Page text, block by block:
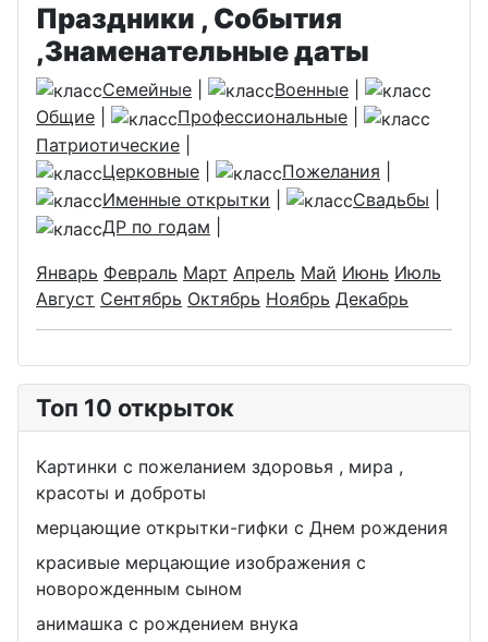
Праздники , События
,Знаменательные даты
Семейные Военные
Общие
Профессиональные
Патриотические
Церковные
Пожелания
Именные открытки
Свадьбы
ДР по годам
Январь Февраль Март Апрель Май Июнь Июль
Август Сентябрь Октябрь Ноябрь Декабрь
Топ 10 открыток
Картинки с пожеланием здоровья , мира ,
красоты и доброты
мерцающие открытки-гифки с Днем рождения
красивые мерцающие изображения с
новорожденным сыном
анимашка с рождением внука